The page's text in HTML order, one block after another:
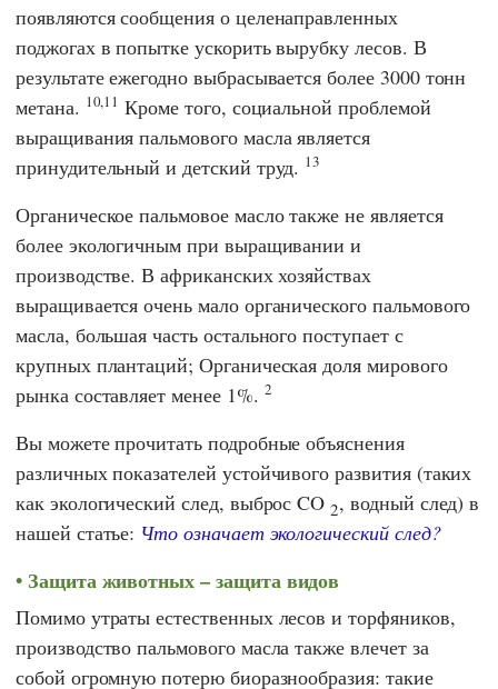
появляются сообщения о целенаправленных
поджогах в попытке ускорить вырубку лесов. В
результате ежегодно выбрасывается более 3000 тонн
метана. 10,11 Кроме того, социальной проблемой
выращивания пальмового масла является
принудительный и детский труд. 13
Органическое пальмовое масло также не является
более экологичным при выращивании и
производстве. В африканских хозяйствах
выращивается очень мало органического пальмового
масла, большая часть остального поступает с
крупных плантаций; Органическая доля мирового
рынка составляет менее 1%. 2
Вы можете прочитать подробные объяснения
различных показателей устойчивого развития (таких
как экологический след, выброс CO2, водный след) в
нашей статье: Что означает экологический след?
Защита животных – защита видов
Помимо утраты естественных лесов и торфяников,
производство пальмового масла также влечет за
собой огромную потерю биоразнообразия: такие